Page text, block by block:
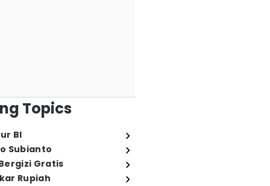
Topics
BI
Subianto
Gratis
Rupiah